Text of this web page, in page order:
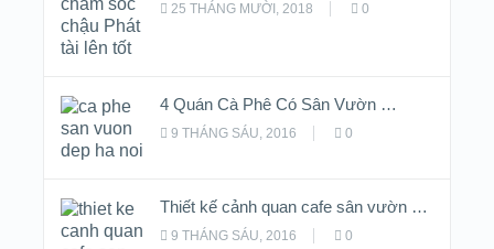
25 THÁNG MƯỜI, 2018 0
4 Quán Cà Phê Có Sân Vườn …
9 THÁNG SÁU, 2016 0
Thiết kế cảnh quan cafe sân vườn …
9 THÁNG SÁU, 2016 0